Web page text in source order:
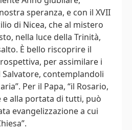
speranza, e con il XVII
di Nicea, che al mistero
nella luce della Trinità,
È bello riscoprire il
per assimilare i
contemplandoli
Per il Papa, “il Rosario,
alla portata di tutti, può
evangelizzazione a cui